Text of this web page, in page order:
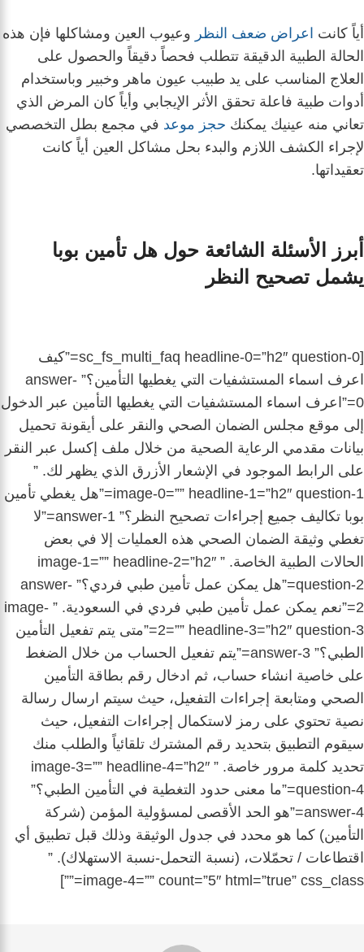
أياً كانت اعراض ضعف النظر وعيوب العين ومشاكلها فإن هذه
الحالة الطبية الدقيقة تتطلب فحصاً دقيقاً والحصول على
العلاج المناسب على يد طبيب عيون ماهر وخبير وباستخدام
أدوات طبية فاعلة تحقق الأثر الإيجابي وأياً كان المرض الذي
تعاني منه عينيك يمكنك حجز موعد في مجمع بطل التخصصي
لإجراء الكشف اللازم والبدء بحل مشاكل العين أياً كانت
تعقيداتها.
أبرز الأسئلة الشائعة حول هل تأمين بوبا
يشمل تصحيح النظر
[sc_fs_multi_faq headline-0=”h2″ question-0=”كيف
اعرف اسماء المستشفيات التي يغطيها التأمين؟” answer-
0=”اعرف اسماء المستشفيات التي يغطيها التأمين عبر الدخول
إلى موقع مجلس الضمان الصحي والنقر على أيقونة تحميل
بيانات مقدمي الرعاية الصحية من خلال ملف إكسل عبر النقر
على الرابط الموجود في الإشعار الأزرق الذي يظهر لك. ”
image-0=”” headline-1=”h2″ question-1=”هل يغطي تأمين
بوبا تكاليف جميع إجراءات تصحيح النظر؟” answer-1=”لا
تغطي وثيقة الضمان الصحي ​هذه العمليات إلا في بعض
الحالات الطبية الخاصة. ” image-1=”” headline-2=”h2″
question-2=”هل يمكن عمل تأمين طبي فردي؟” answer-
2=”نعم يمكن عمل تأمين طبي فردي في السعودية. ” image-
2=”” headline-3=”h2″ question-3=”متى يتم تفعيل التأمين
الطبي؟” answer-3=”يتم تفعيل الحساب من خلال الضغط
على خاصية انشاء حساب، ثم ادخال رقم بطاقة التأمين
الصحي ومتابعة إجراءات التفعيل، حيث سيتم ارسال رسالة
نصية تحتوي على رمز لاستكمال إجراءات التفعيل، حيث
سيقوم التطبيق بتحديد رقم المشترك تلقائياً والطلب منك
تحديد كلمة مرور خاصة. ” image-3=”” headline-4=”h2″
question-4=”ما معنى حدود التغطية في التأمين الطبي؟”
answer-4=”هو الحد الأقصى لمسؤولية المؤمن (شركة
التأمين) كما هو محدد في جدول الوثيقة وذلك قبل تطبيق أي
اقتطاعات / تحمّلات، (نسبة التحمل-نسبة الاستهلاك). ”
image-4=”” count=”5″ html=”true” css_class=””]